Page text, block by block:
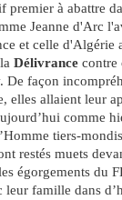
premier à abattre
Jeanne d'Arc
et celle d'Algérie
Délivrance contre
. De façon
elles allaient leur
comme
tiers-
restés muets
égorgements du
famille dans